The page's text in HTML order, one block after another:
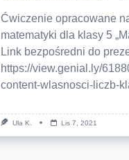
Ćwiczenie opracowane
matematyki dla klasy 5
Link bezpośredni do
https://view.genial.ly/
content-wlasnosci-liczb-
Ula K. Lis 7, 2021